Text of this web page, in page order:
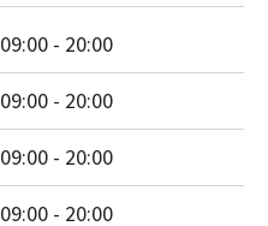
09:00 - 20:00
09:00 - 20:00
09:00 - 20:00
09:00 - 20:00